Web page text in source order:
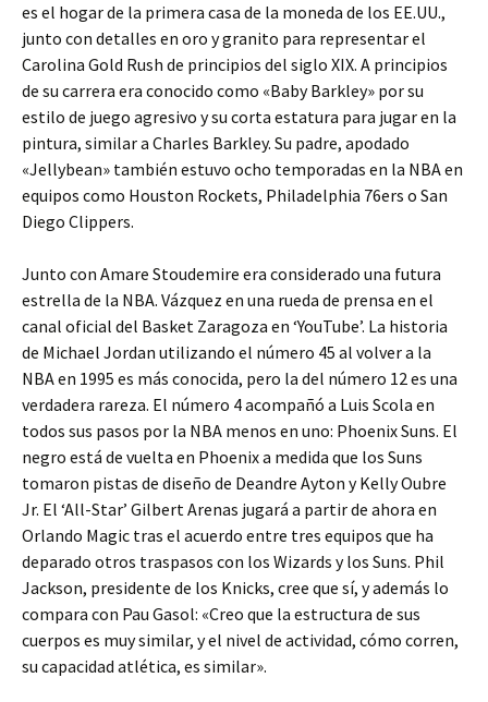
es el hogar de la primera casa de la moneda de los EE.UU.,
junto con detalles en oro y granito para representar el
Carolina Gold Rush de principios del siglo XIX. A principios
de su carrera era conocido como «Baby Barkley» por su
estilo de juego agresivo y su corta estatura para jugar en la
pintura, similar a Charles Barkley. Su padre, apodado
«Jellybean» también estuvo ocho temporadas en la NBA en
equipos como Houston Rockets, Philadelphia 76ers o San
Diego Clippers.
Junto con Amare Stoudemire era considerado una futura
estrella de la NBA. Vázquez en una rueda de prensa en el
canal oficial del Basket Zaragoza en ‘YouTube’. La historia
de Michael Jordan utilizando el número 45 al volver a la
NBA en 1995 es más conocida, pero la del número 12 es una
verdadera rareza. El número 4 acompañó a Luis Scola en
todos sus pasos por la NBA menos en uno: Phoenix Suns. El
negro está de vuelta en Phoenix a medida que los Suns
tomaron pistas de diseño de Deandre Ayton y Kelly Oubre
Jr. El ‘All-Star’ Gilbert Arenas jugará a partir de ahora en
Orlando Magic tras el acuerdo entre tres equipos que ha
deparado otros traspasos con los Wizards y los Suns. Phil
Jackson, presidente de los Knicks, cree que sí, y además lo
compara con Pau Gasol: «Creo que la estructura de sus
cuerpos es muy similar, y el nivel de actividad, cómo corren,
su capacidad atlética, es similar».